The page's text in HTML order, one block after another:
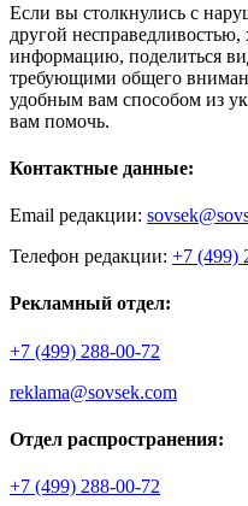
Если вы столкнулись с
другой
информацию, поделиться
требующими общего
удобным вам способом из
вам помочь.
Контактные данные:
Email редакции:
Телефон редакции: +7 (499)
Рекламный отдел:
+7 (499) 288-00-72
reklama@sovsek.com
Отдел распространения:
+7 (499) 288-00-72